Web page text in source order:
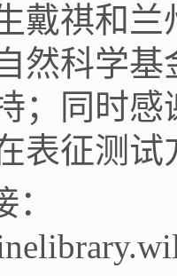
戴祺和
然科学
；同时
表征测